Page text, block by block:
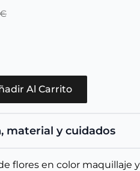
Al Carrito
material y cuidados
flores en color maquillaje